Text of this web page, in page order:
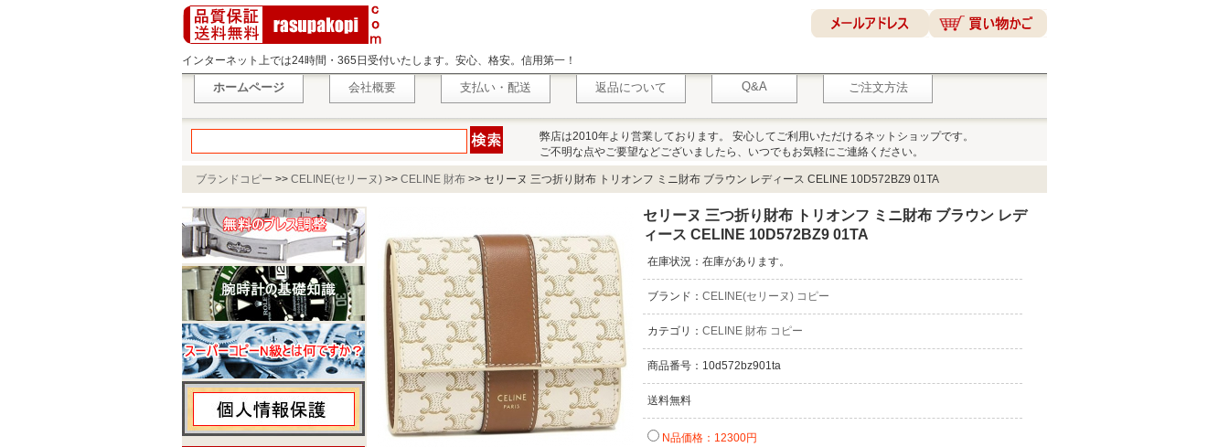
インターネット上では24時間・365日受付いたします。安心、格安。信用第一！
ホームページ 会社概要 支払い・配送 返品について Q&A ご注文方法
弊店は2010年より営業しております。 安心してご利用いただけるネットショップです。
ご不明な点やご要望などございましたら、いつでもお気軽にご連絡ください。
ブランドコピー >> CELINE(セリーヌ) >> CELINE 財布 >> セリーヌ 三つ折り財布 トリオンフ ミニ財布 ブラウン レディース CELINE 10D572BZ9 01TA
セリーヌ 三つ折り財布 トリオンフ ミニ財布 ブラウン レデ
ィース CELINE 10D572BZ9 01TA
在庫状況：在庫があります。
ブランド： CELINE(セリーヌ) コピー
カテゴリ： CELINE 財布 コピー
商品番号：10d572bz901ta
送料無料
N品価格：12300円